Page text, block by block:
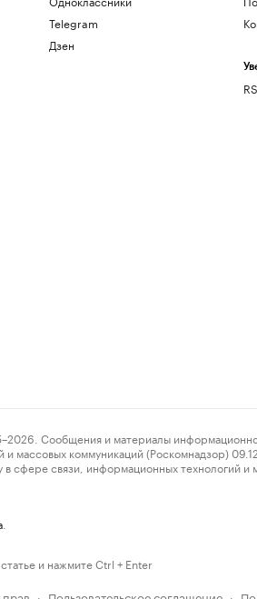
Telegram
Дзен
и материалы информационного
массовых коммуникаций (Роскомнадзор)
сфере связи, информационных
и нажмите Ctrl + Enter